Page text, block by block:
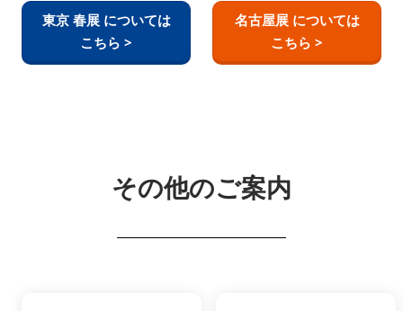
東京 春展 については
こちら >
名古屋展 については
こちら >
その他のご案内